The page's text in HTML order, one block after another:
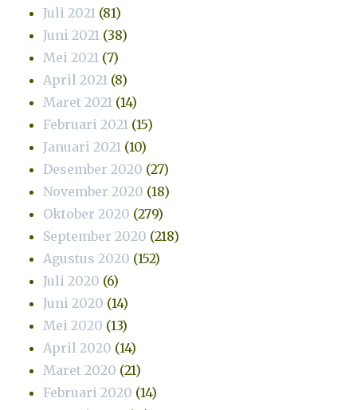
Juli 2021 (81)
Juni 2021 (38)
Mei 2021 (7)
April 2021 (8)
Maret 2021 (14)
Februari 2021 (15)
Januari 2021 (10)
Desember 2020 (27)
November 2020 (18)
Oktober 2020 (279)
September 2020 (218)
Agustus 2020 (152)
Juli 2020 (6)
Juni 2020 (14)
Mei 2020 (13)
April 2020 (14)
Maret 2020 (21)
Februari 2020 (14)